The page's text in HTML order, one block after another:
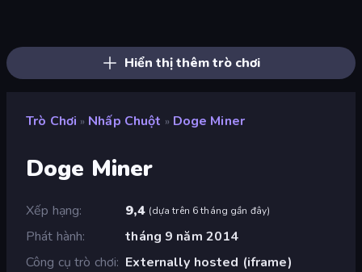
Hiển thị thêm trò chơi
Trò Chơi » Nhấp Chuột » Doge Miner
Doge Miner
Xếp hạng 9,4 (dựa trên 6 tháng gần đây)
Phát hành
tháng 9 năm 2014
Công cụ trò chơi Externally hosted (iframe)